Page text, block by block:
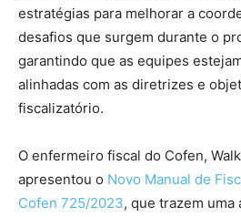
estratégias para melhorar a
desafios que surgem durante o
garantindo que as equipes
alinhadas com as diretrizes e
fiscalizatório.
O enfermeiro fiscal do Cofen,
apresentou o Novo Manual de
Cofen 725/2023, que trazem uma